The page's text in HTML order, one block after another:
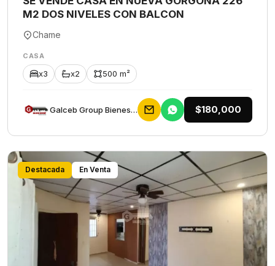
M2 DOS NIVELES CON BALCON
Chame
CASA
x3 x2 500 m²
Galceb Group Bienes Raices $180,000
Destacada En Venta